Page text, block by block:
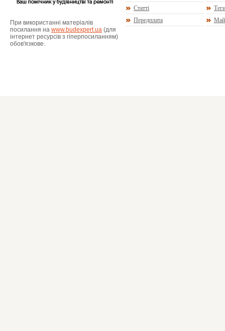
При використанні матеріалів
посилання на www.budexpert.ua (для
інтернет ресурсів з гіперпосиланням)
обов'язкове.
Статті
Теги
Передплата